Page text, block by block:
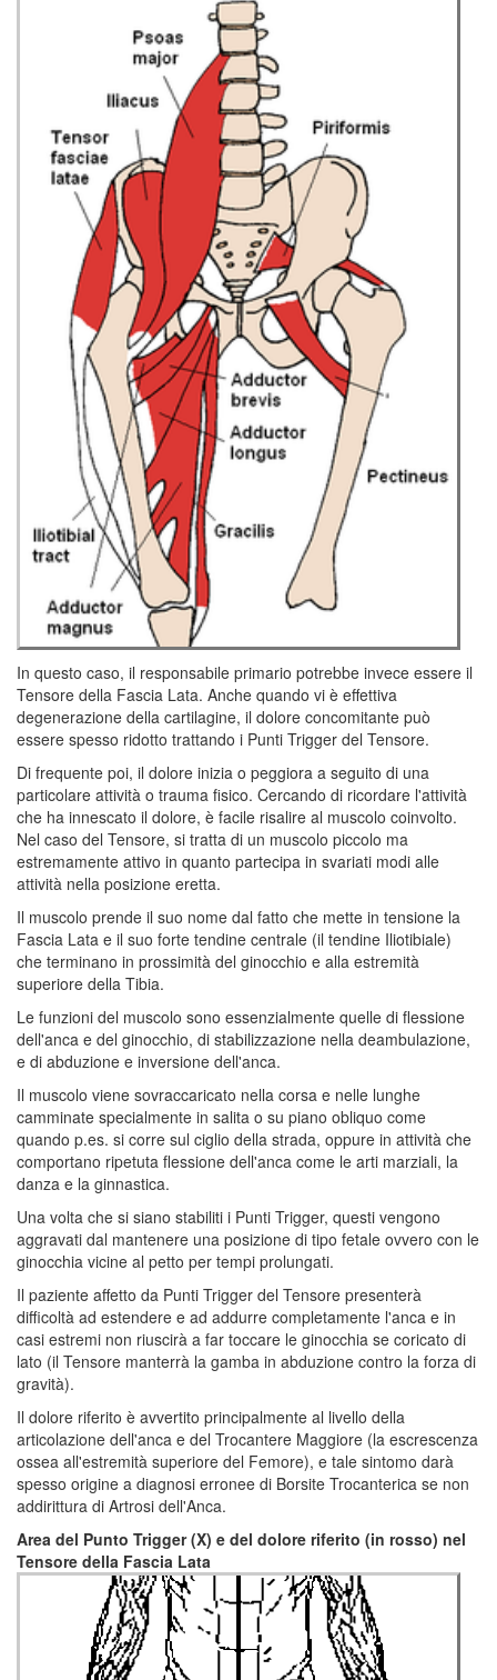
In questo caso, il responsabile primario potrebbe invece essere il
Tensore della Fascia Lata. Anche quando vi è effettiva
degenerazione della cartilagine, il dolore concomitante può
essere spesso ridotto trattando i Punti Trigger del Tensore.
Di frequente poi, il dolore inizia o peggiora a seguito di una
particolare attività o trauma fisico. Cercando di ricordare l'attività
che ha innescato il dolore, è facile risalire al muscolo coinvolto.
Nel caso del Tensore, si tratta di un muscolo piccolo ma
estremamente attivo in quanto partecipa in svariati modi alle
attività nella posizione eretta.
Il muscolo prende il suo nome dal fatto che mette in tensione la
Fascia Lata e il suo forte tendine centrale (il tendine Iliotibiale)
che terminano in prossimità del ginocchio e alla estremità
superiore della Tibia.
Le funzioni del muscolo sono essenzialmente quelle di flessione
dell'anca e del ginocchio, di stabilizzazione nella deambulazione,
e di abduzione e inversione dell'anca.
Il muscolo viene sovraccaricato nella corsa e nelle lunghe
camminate specialmente in salita o su piano obliquo come
quando p.es. si corre sul ciglio della strada, oppure in attività che
comportano ripetuta flessione dell'anca come le arti marziali, la
danza e la ginnastica.
Una volta che si siano stabiliti i Punti Trigger, questi vengono
aggravati dal mantenere una posizione di tipo fetale ovvero con le
ginocchia vicine al petto per tempi prolungati.
Il paziente affetto da Punti Trigger del Tensore presenterà
difficoltà ad estendere e ad addurre completamente l'anca e in
casi estremi non riuscirà a far toccare le ginocchia se coricato di
lato (il Tensore manterrà la gamba in abduzione contro la forza di
gravità).
Il dolore riferito è avvertito principalmente al livello della
articolazione dell'anca e del Trocantere Maggiore (la escrescenza
ossea all'estremità superiore del Femore), e tale sintomo darà
spesso origine a diagnosi erronee di Borsite Trocanterica se non
addirittura di Artrosi dell'Anca.
Area del Punto Trigger (X) e del dolore riferito (in rosso) nel
Tensore della Fascia Lata